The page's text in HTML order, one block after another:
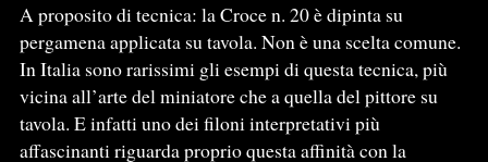
A proposito di tecnica: la Croce n. 20 è dipinta su
pergamena applicata su tavola. Non è una scelta comune.
In Italia sono rarissimi gli esempi di questa tecnica, più
vicina all’arte del miniatore che a quella del pittore su
tavola. E infatti uno dei filoni interpretativi più
affascinanti riguarda proprio questa affinità con la